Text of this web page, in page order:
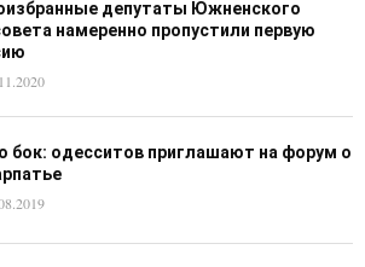
депутаты Южненского
намеренно пропустили первую
бок: одесситов приглашают на форум о